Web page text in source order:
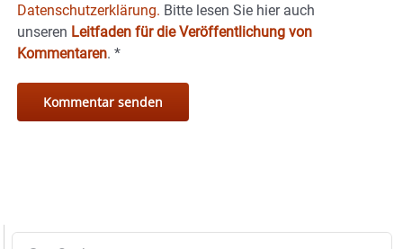
Datenschutzerklärung. Bitte lesen Sie hier auch
unseren Leitfaden für die Veröffentlichung von
Kommentaren. *